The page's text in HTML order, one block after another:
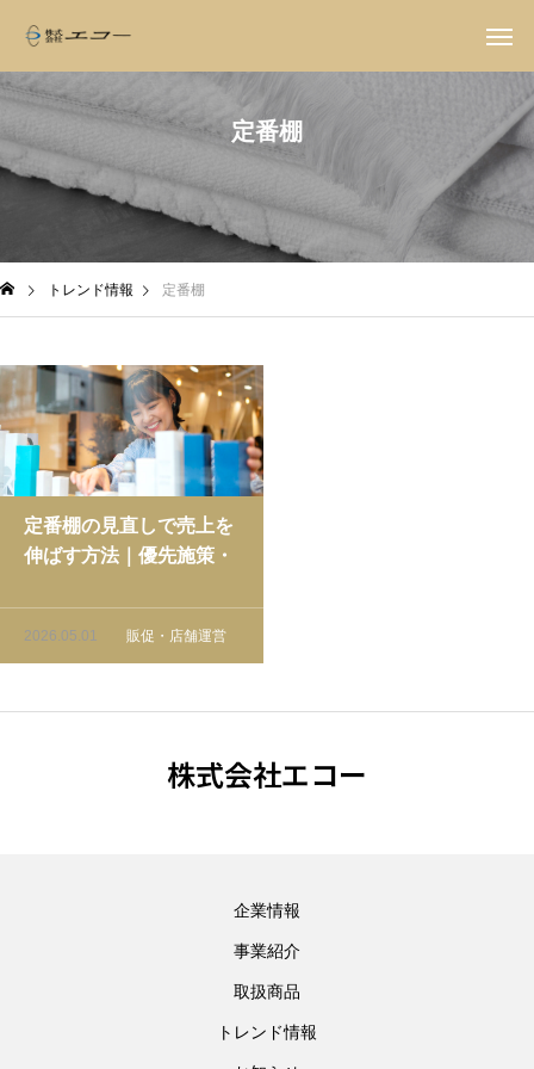
定番棚
トレンド情報 定番棚
定番棚の見直しで売上を
伸ばす方法｜優先施策・
2026.05.01 販促・店舗運営
株式会社エコー
企業情報
事業紹介
取扱商品
トレンド情報